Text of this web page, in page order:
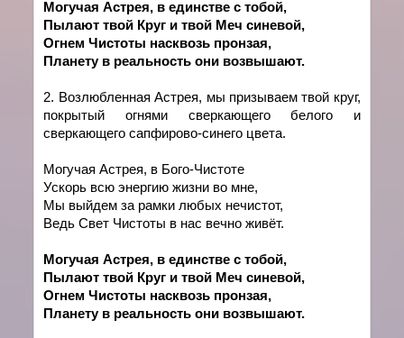
Могучая Астрея, в единcтве с тобой,
Пылают твой Круг и твой Меч синевой,
Огнем Чистоты насквозь пронзая,
Планету в реальность они возвышают.
2. Возлюбленная Астрея, мы призываем твой круг,
покрытый огнями сверкающего белого и
сверкающего сапфирово-синего цвета.
Могучая Астрея, в Бого-Чистоте
Ускорь всю энергию жизни во мне,
Мы выйдем за рамки любых нечистот,
Ведь Свет Чистоты в нас вечно живёт.
Могучая Астрея, в единcтве с тобой,
Пылают твой Круг и твой Меч синевой,
Огнем Чистоты насквозь пронзая,
Планету в реальность они возвышают.